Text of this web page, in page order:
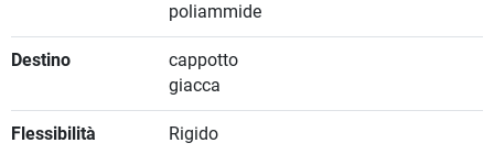
poliammide
Destino
cappotto
giacca
Flessibilità Rigido